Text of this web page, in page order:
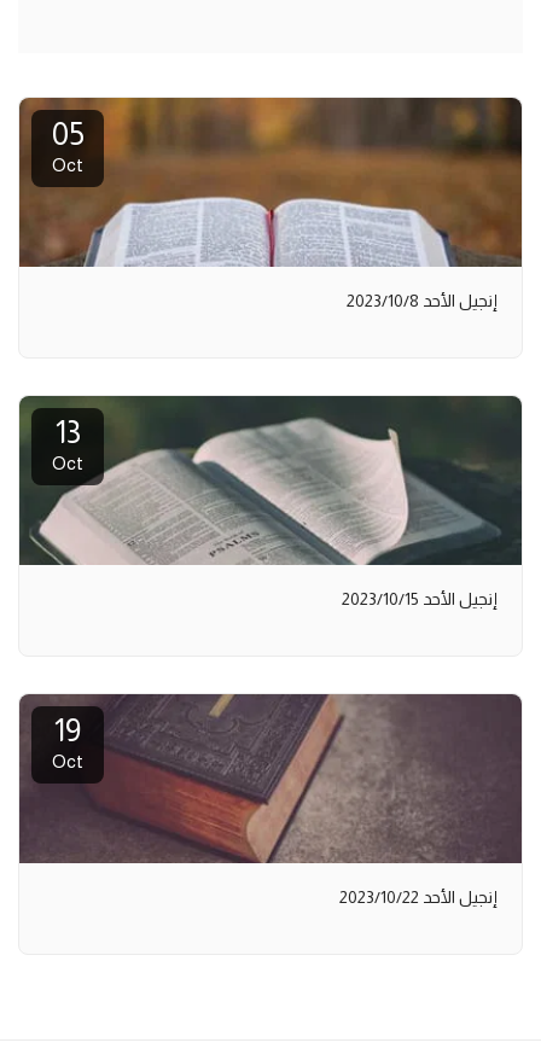
05
Oct
إنجيل الأحد 2023/10/8
13
Oct
إنجيل الأحد 2023/10/15
19
Oct
إنجيل الأحد 2023/10/22